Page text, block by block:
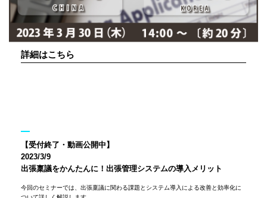
詳細はこちら
【受付終了・動画公開中】
2023/3/9
出張稟議をかんたんに！出張管理システムの導入メリット
今回のセミナーでは、出張稟議に関わる課題とシステム導入による改善と効率化に